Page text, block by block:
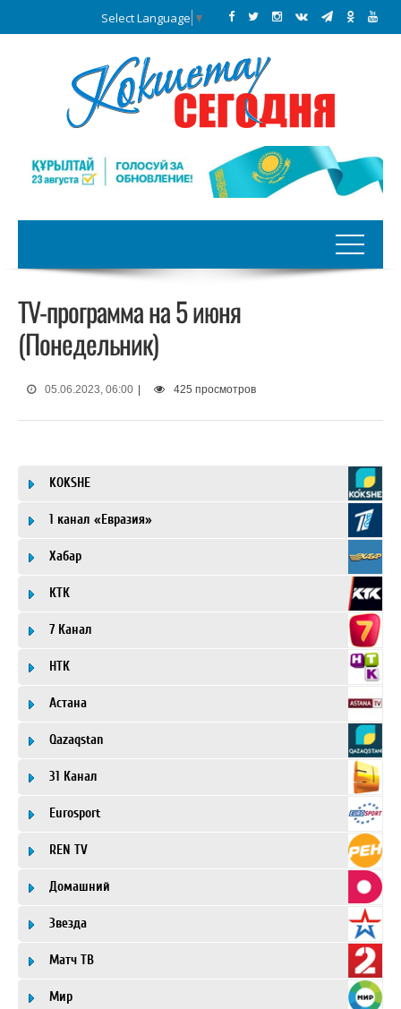
Select Language ▼
TV-программа на 5 июня
(Понедельник)
05.06.2023, 06:00 425 просмотров
KOKSHE
1 канал «Евразия»
Хабар
КТК
7 Канал
НТК
Астана
Qazaqstan
31 Канал
Eurosport
REN TV
Домашний
Звезда
Матч ТВ
Мир